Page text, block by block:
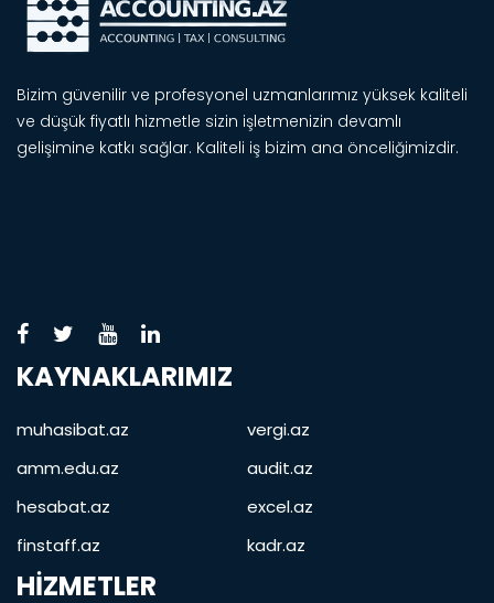
Bizim güvenilir ve profesyonel uzmanlarımız yüksek kaliteli
ve düşük fiyatlı hizmetle sizin işletmenizin devamlı
gelişimine katkı sağlar. Kaliteli iş bizim ana önceliğimizdir.
KAYNAKLARIMIZ
muhasibat.az
vergi.az
amm.edu.az
audit.az
hesabat.az
excel.az
finstaff.az
kadr.az
HIZMETLER